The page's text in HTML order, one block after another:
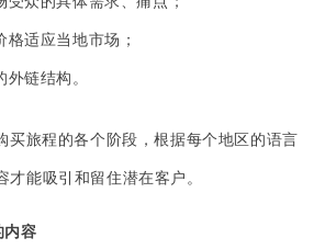
格适应当地市场；
链结构。
买旅程的各个阶段，根据每个地区的语言
才能吸引和留住潜在客户。
内容